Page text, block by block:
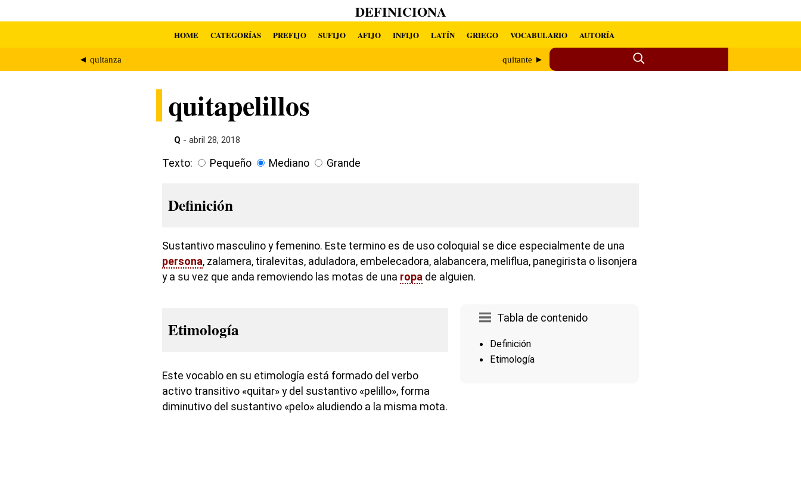
DEFINICIONA
HOME CATEGORÍAS PREFIJO SUFIJO AFIJO INFIJO LATÍN GRIEGO VOCABULARIO AUTORÍA
◄ quitanza quitante ►
quitapelillos
Q - abril 28, 2018
Texto: Pequeño Mediano Grande
Definición
Sustantivo masculino y femenino. Este termino es de uso coloquial se dice especialmente de una
persona, zalamera, tiralevitas, aduladora, embelecadora, alabancera, meliflua, panegirista o lisonjera
y a su vez que anda removiendo las motas de una ropa de alguien.
Tabla de contenido
Definición
Etimología
Etimología
Este vocablo en su etimología está formado del verbo
activo transitivo «quitar» y del sustantivo «pelillo», forma
diminutivo del sustantivo «pelo» aludiendo a la misma mota.